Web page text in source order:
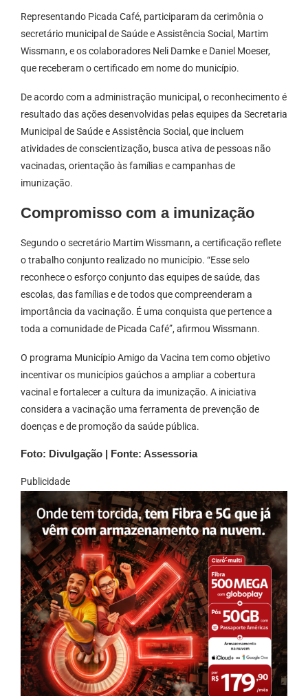
Representando Picada Café, participaram da cerimônia o
secretário municipal de Saúde e Assistência Social, Martim
Wissmann, e os colaboradores Neli Damke e Daniel Moeser,
que receberam o certificado em nome do município.
De acordo com a administração municipal, o reconhecimento é
resultado das ações desenvolvidas pelas equipes da Secretaria
Municipal de Saúde e Assistência Social, que incluem
atividades de conscientização, busca ativa de pessoas não
vacinadas, orientação às famílias e campanhas de
imunização.
Compromisso com a imunização
Segundo o secretário Martim Wissmann, a certificação reflete
o trabalho conjunto realizado no município. “Esse selo
reconhece o esforço conjunto das equipes de saúde, das
escolas, das famílias e de todos que compreenderam a
importância da vacinação. É uma conquista que pertence a
toda a comunidade de Picada Café”, afirmou Wissmann.
O programa Município Amigo da Vacina tem como objetivo
incentivar os municípios gaúchos a ampliar a cobertura
vacinal e fortalecer a cultura da imunização. A iniciativa
considera a vacinação uma ferramenta de prevenção de
doenças e de promoção da saúde pública.
Foto: Divulgação | Fonte: Assessoria
Publicidade